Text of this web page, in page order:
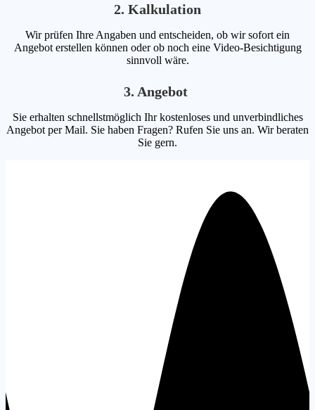
2. Kalkulation
Wir prüfen Ihre Angaben und entscheiden, ob wir sofort ein
Angebot erstellen können oder ob noch eine Video-Besichtigung
sinnvoll wäre.
3. Angebot
Sie erhalten schnellstmöglich Ihr kostenloses und unverbindliches
Angebot per Mail. Sie haben Fragen? Rufen Sie uns an. Wir beraten
Sie gern.